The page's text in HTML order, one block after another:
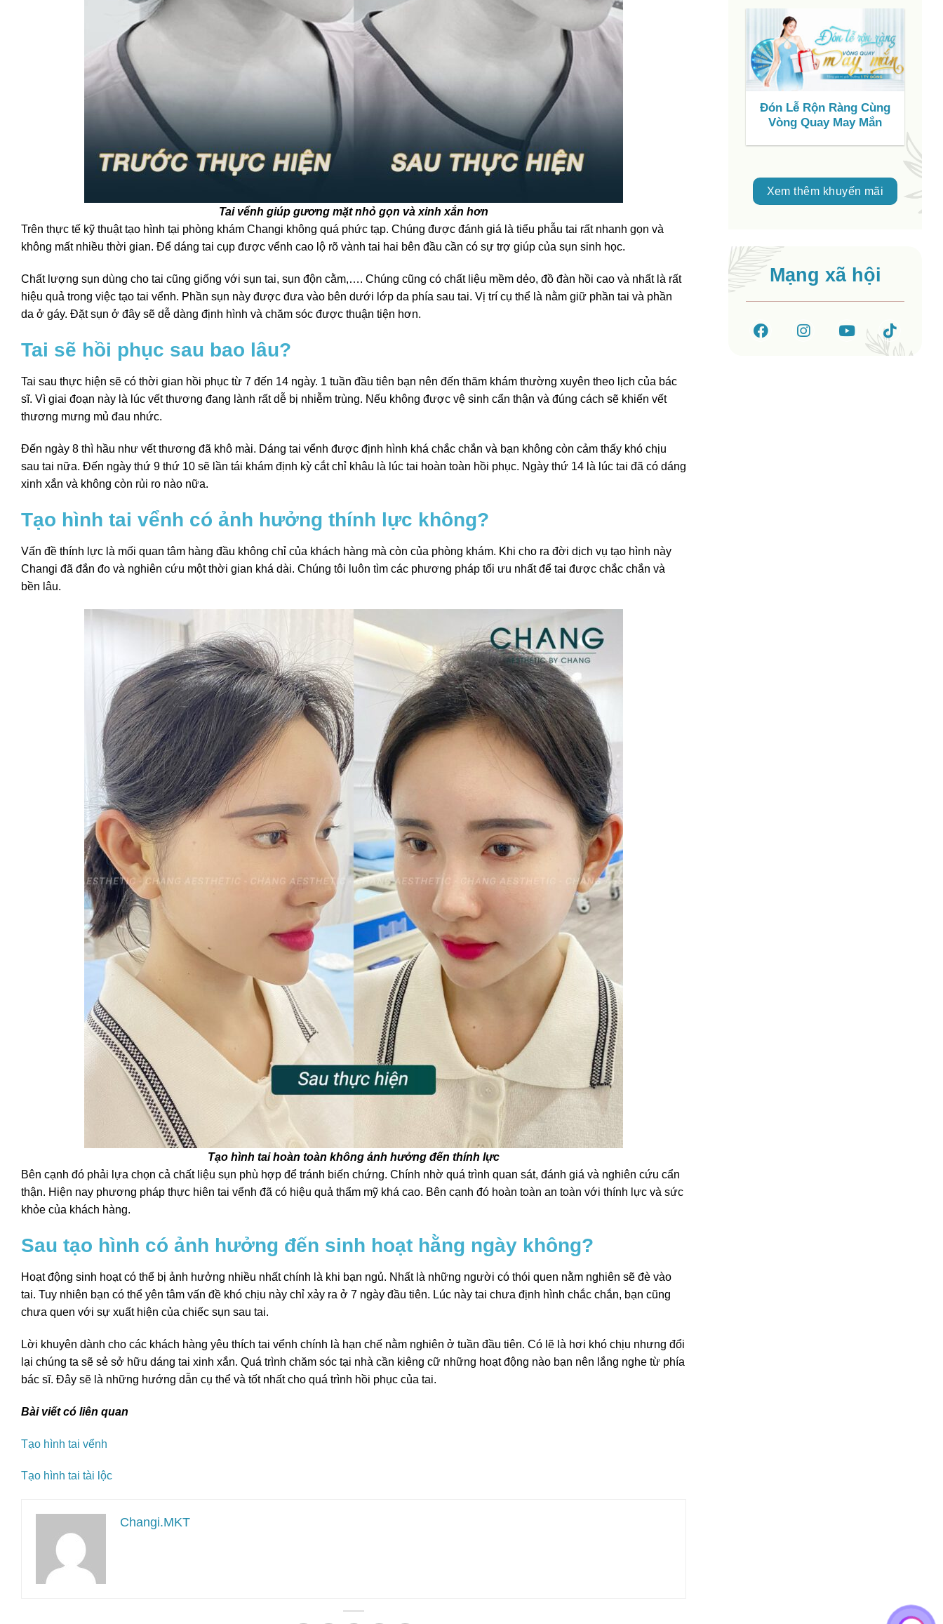
Tai vểnh giúp gương mặt nhỏ gọn và xinh xắn hơn
Trên thực tế kỹ thuật tạo hình tại phòng khám Changi không quá phức tạp. Chúng được đánh giá là tiểu phẫu tai rất nhanh gọn và
không mất nhiều thời gian. Để dáng tai cụp được vểnh cao lộ rõ vành tai hai bên đầu cần có sự trợ giúp của sụn sinh học.
Chất lượng sụn dùng cho tai cũng giống với sụn tai, sụn độn cằm,…. Chúng cũng có chất liệu mềm dẻo, đồ đàn hồi cao và nhất là rất
hiệu quả trong việc tạo tai vểnh. Phần sụn này được đưa vào bên dưới lớp da phía sau tai. Vị trí cụ thể là nằm giữ phần tai và phần
da ở gáy. Đặt sụn ở đây sẽ dễ dàng định hình và chăm sóc được thuận tiện hơn.
Tai sẽ hồi phục sau bao lâu?
Tai sau thực hiện sẽ có thời gian hồi phục từ 7 đến 14 ngày. 1 tuần đầu tiên bạn nên đến thăm khám thường xuyên theo lịch của bác
sĩ. Vì giai đoạn này là lúc vết thương đang lành rất dễ bị nhiễm trùng. Nếu không được vệ sinh cẩn thận và đúng cách sẽ khiến vết
thương mưng mủ đau nhức.
Đến ngày 8 thì hầu như vết thương đã khô mài. Dáng tai vểnh được định hình khá chắc chắn và bạn không còn cảm thấy khó chịu
sau tai nữa. Đến ngày thứ 9 thứ 10 sẽ lần tái khám định kỳ cắt chỉ khâu là lúc tai hoàn toàn hồi phục. Ngày thứ 14 là lúc tai đã có dáng
xinh xắn và không còn rủi ro nào nữa.
Tạo hình tai vểnh có ảnh hưởng thính lực không?
Vấn đề thính lực là mối quan tâm hàng đầu không chỉ của khách hàng mà còn của phòng khám. Khi cho ra đời dịch vụ tạo hình này
Changi đã đắn đo và nghiên cứu một thời gian khá dài. Chúng tôi luôn tìm các phương pháp tối ưu nhất để tai được chắc chắn và
bền lâu.
Tạo hình tai hoàn toàn không ảnh hưởng đến thính lực
Bên cạnh đó phải lựa chọn cả chất liệu sụn phù hợp để tránh biến chứng. Chính nhờ quá trình quan sát, đánh giá và nghiên cứu cẩn
thận. Hiện nay phương pháp thực hiên tai vểnh đã có hiệu quả thẩm mỹ khá cao. Bên cạnh đó hoàn toàn an toàn với thính lực và sức
khỏe của khách hàng.
Sau tạo hình có ảnh hưởng đến sinh hoạt hằng ngày không?
Hoạt động sinh hoạt có thể bị ảnh hưởng nhiều nhất chính là khi bạn ngủ. Nhất là những người có thói quen nằm nghiên sẽ đè vào
tai. Tuy nhiên bạn có thể yên tâm vấn đề khó chịu này chỉ xảy ra ở 7 ngày đầu tiên. Lúc này tai chưa định hình chắc chắn, bạn cũng
chưa quen với sự xuất hiện của chiếc sụn sau tai.
Lời khuyên dành cho các khách hàng yêu thích tai vểnh chính là hạn chế nằm nghiên ở tuần đầu tiên. Có lẽ là hơi khó chịu nhưng đổi
lại chúng ta sẽ sẻ sở hữu dáng tai xinh xắn. Quá trình chăm sóc tại nhà cần kiêng cữ những hoạt động nào bạn nên lắng nghe từ phía
bác sĩ. Đây sẽ là những hướng dẫn cụ thể và tốt nhất cho quá trình hồi phục của tai.
Bài viết có liên quan
Tạo hình tai vểnh
Tạo hình tai tài lộc
Changi.MKT
Đón Lễ Rộn Ràng Cùng
Vòng Quay May Mắn
Xem thêm khuyến mãi
Mạng xã hội